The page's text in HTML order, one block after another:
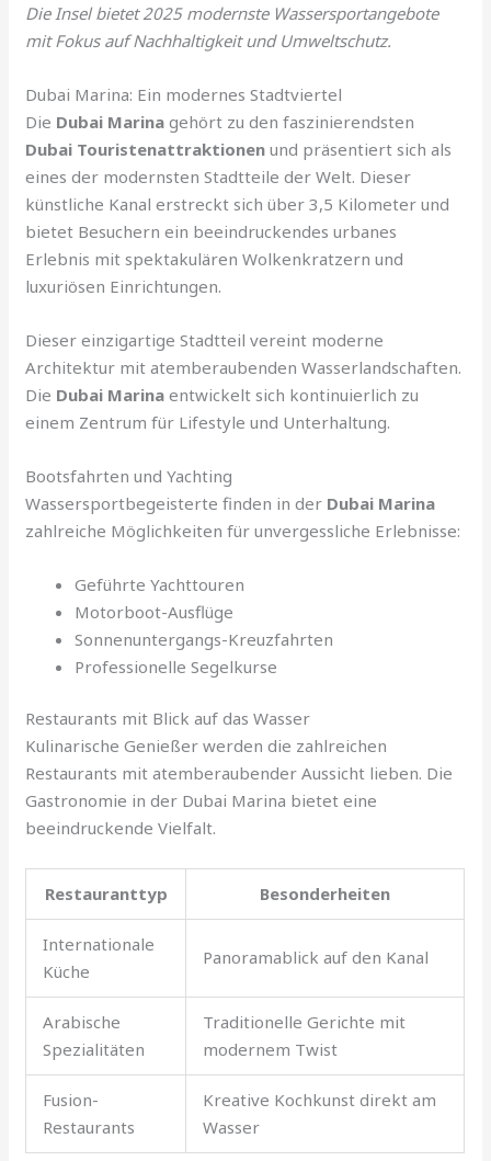
Die Insel bietet 2025 modernste Wassersportangebote
mit Fokus auf Nachhaltigkeit und Umweltschutz.
Dubai Marina: Ein modernes Stadtviertel
Die Dubai Marina gehört zu den faszinierendsten
Dubai Touristenattraktionen und präsentiert sich als
eines der modernsten Stadtteile der Welt. Dieser
künstliche Kanal erstreckt sich über 3,5 Kilometer und
bietet Besuchern ein beeindruckendes urbanes
Erlebnis mit spektakulären Wolkenkratzern und
luxuriösen Einrichtungen.
Dieser einzigartige Stadtteil vereint moderne
Architektur mit atemberaubenden Wasserlandschaften.
Die Dubai Marina entwickelt sich kontinuierlich zu
einem Zentrum für Lifestyle und Unterhaltung.
Bootsfahrten und Yachting
Wassersportbegeisterte finden in der Dubai Marina
zahlreiche Möglichkeiten für unvergessliche Erlebnisse:
Geführte Yachttouren
Motorboot-Ausflüge
Sonnenuntergangs-Kreuzfahrten
Professionelle Segelkurse
Restaurants mit Blick auf das Wasser
Kulinarische Genießer werden die zahlreichen
Restaurants mit atemberaubender Aussicht lieben. Die
Gastronomie in der Dubai Marina bietet eine
beeindruckende Vielfalt.
Restauranttyp Besonderheiten
Internationale
Küche
Panoramablick auf den Kanal
Arabische
Spezialitäten
Traditionelle Gerichte mit
modernem Twist
Fusion-
Restaurants
Kreative Kochkunst direkt am
Wasser